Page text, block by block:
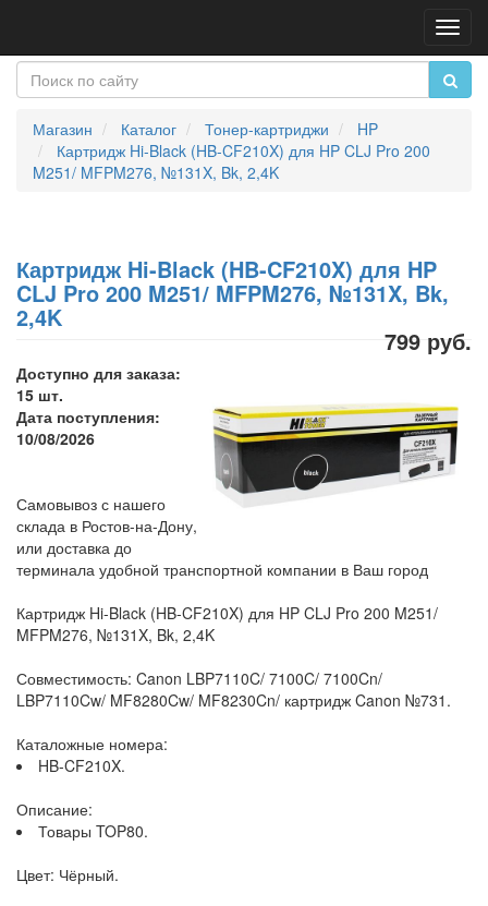
Магазин Каталог Тонер-картриджи
HP
Картридж Hi-Black (HB-CF210X) для HP CLJ Pro 200
M251/ MFPM276, №131X, Bk, 2,4K
Картридж Hi-Black (HB-CF210X) для HP
CLJ Pro 200 M251/ MFPM276, №131X, Bk,
2,4K
799 руб.
Доступно для заказа:
15 шт.
Дата поступления:
10/08/2026
Самовывоз с нашего
склада в Ростов-на-Дону,
или доставка до
терминала удобной транспортной компании в Ваш город
Картридж Hi-Black (HB-CF210X) для HP CLJ Pro 200 M251/
MFPM276, №131X, Bk, 2,4K
Совместимость: Canon LBP7110C/ 7100C/ 7100Cn/
LBP7110Cw/ MF8280Cw/ MF8230Cn/ картридж Canon №731.
Каталожные номера:
HB-CF210X.
Описание:
Товары TOP80.
Цвет: Чёрный.